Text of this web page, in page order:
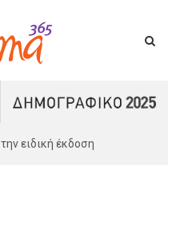
την ειδική έκδοση